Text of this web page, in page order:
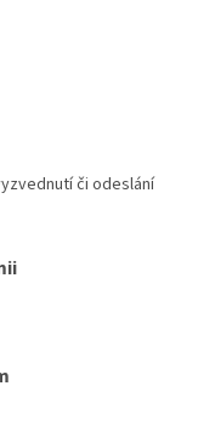
či odeslání